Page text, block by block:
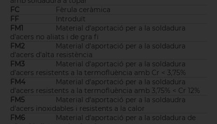
FC
Fèrula ceràmica
FF
Introduït
FM1
Material d'aportació per a la soldadura
d'acers no aliats i de gra fi
FM2
Material d'aportació per a la soldadura
d'acers d'alta resistència
FM3
Material d'aportació per a la soldadura
d'acers resistents a la termofluència amb Cr < 3,75%
FM4
Material d'aportació per a la soldadura
d'acers resistents a la termofluència amb 3,75% < Cr 12%
FM5
Material d'aportació per a la soldaudra
d'acers inoxidables i resistents a la calor
FM6
Material d'aportació per a la soldadura de